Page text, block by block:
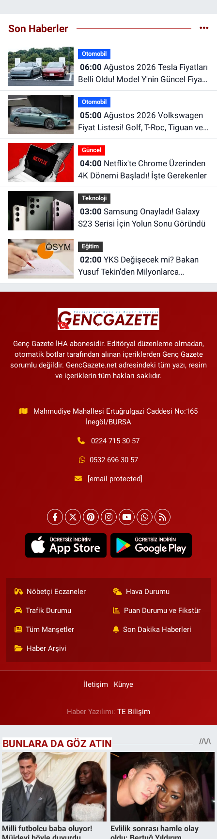
Son Haberler
Otomobil
06:00
Belli Oldu! Model Y'nin Güncel Fiyatı
Dikkat Çekiyor
Otomobil
05:00
Fiyat Listesi! Golf, T-Roc, Tiguan ve
Passat Fiyatları
Güncel
04:00
4K Dönemi Başladı! İşte Gerekenler
Teknoloji
03:00
S23 Serisi İçin Yolun Sonu Göründü
Eğitim
02:00
Yusuf Tekin’den Milyonlarca
Öğrenciyi İlgilendiren Açıklama
Genç Gazete İHA abonesidir. Editöryal düzenleme olmadan,
otomatik botlar tarafından alınan içeriklerden Genç Gazete
sorumlu değildir. GencGazete.net adresindeki tüm yazı, resim
ve içeriklerin tüm hakları saklıdır.
Mahmudiye Mahallesi Ertuğrulgazi Caddesi No:165
İnegöl/BURSA
0224 715 30 57
0532 696 30 57
[email protected]
Nöbetçi Eczaneler Hava Durumu
Trafik Durumu Puan Durumu ve Fikstür
Tüm Manşetler Son Dakika Haberleri
Haber Arşivi
İletişim Künye
Haber Yazılımı: TE Bilişim